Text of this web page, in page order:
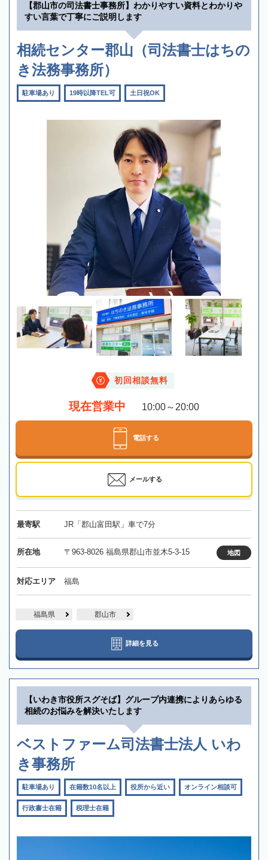
【郡山市の司法書士事務所】わかりやすい資料とわかりや
すい言葉で丁寧にご説明します
相続センター郡山（司法書士はちの
き法務事務所）
駐車場あり 19時以降TEL可 土日祝OK
初回相談無料
現在営業中 10:00～20:00
電話する
メールする
最寄駅 JR「郡山富田駅」車で7分
所在地 〒963-8026 福島県郡山市並木5-3-15 地図
対応エリア 福島
福島県 郡山市
詳細を見る
【いわき市役所スグそば】グループ内連携によりあらゆる
相続のお悩みを解決いたします
ベストファーム司法書士法人 いわ
き事務所
駐車場あり 在籍数10名以上 役所から近い オンライン相談可
行政書士在籍 税理士在籍